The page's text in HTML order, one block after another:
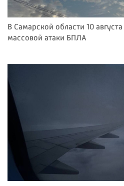
В Самарской области 10
массовой атаки БПЛА